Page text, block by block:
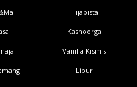
Daim Minis Caramel
Hijabista
Kashoorga
Vanilla Kismis
Libur